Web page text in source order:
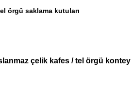
örgü saklama kutuları
çelik kafes / tel örgü